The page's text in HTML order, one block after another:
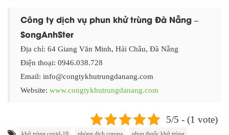
Công ty dịch vụ phun khử trùng Đà Nẵng –
SongAnhSter
Địa chỉ: 64 Giang Văn Minh, Hải Châu, Đà Nẵng
Điện thoại: 0946.038.728
Email: info@congtykhutrungdanang.com
Website: www.congtykhutrungdanang.com
5/5 - (1 vote)